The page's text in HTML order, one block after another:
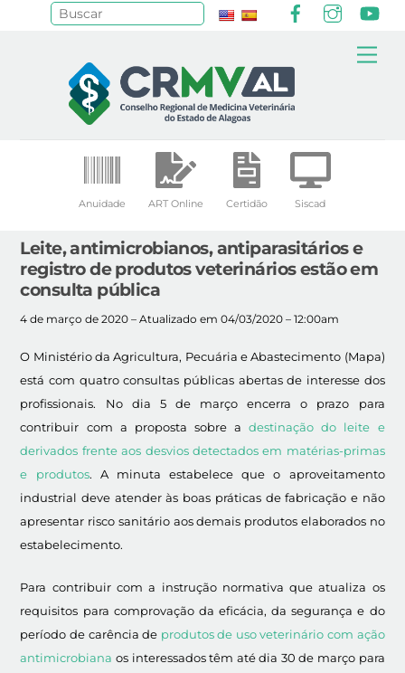
Anuidade ART Online Certidão Siscad
Leite, antimicrobianos, antiparasitários e
registro de produtos veterinários estão em
consulta pública
4 de março de 2020 – Atualizado em 04/03/2020 – 12:00am
O Ministério da Agricultura, Pecuária e Abastecimento (Mapa)
está com quatro consultas públicas abertas de interesse dos
profissionais. No dia 5 de março encerra o prazo para
contribuir com a proposta sobre adestinação do leite e
derivados frente aos desvios detectados em matérias-primas
e produtos. A minuta estabelece que o aproveitamento
industrial deve atender às boas práticas de fabricação e não
apresentar risco sanitário aos demais produtos elaborados no
estabelecimento.
Para contribuir com a instrução normativa que atualiza os
requisitos para comprovação da eficácia, da segurança e do
período de carência de produtos de uso veterinário com ação
antimicrobiana os interessados têm até dia 30 de março para